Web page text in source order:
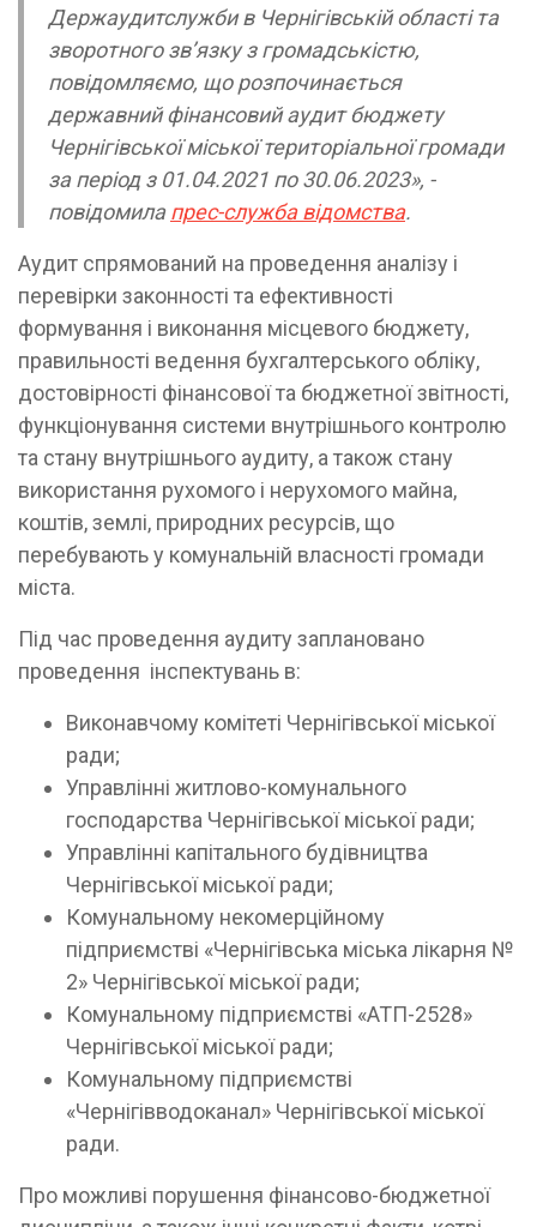
Держаудитслужби в Чернігівській області та
зворотного зв’язку з громадськістю,
повідомляємо, що розпочинається
державний фінансовий аудит бюджету
Чернігівської міської територіальної громади
за період з 01.04.2021 по 30.06.2023», -
повідомилапрес-служба відомства.
Аудит спрямований на проведення аналізу і
перевірки законності та ефективності
формування і виконання місцевого бюджету,
правильності ведення бухгалтерського обліку,
достовірності фінансової та бюджетної звітності,
функціонування системи внутрішнього контролю
та стану внутрішнього аудиту, а також стану
використання рухомого і нерухомого майна,
коштів, землі, природних ресурсів, що
перебувають у комунальній власності громади
міста.
Під час проведення аудиту заплановано
проведення інспектувань в:
Виконавчому комітеті Чернігівської міської
ради;
Управлінні житлово-комунального
господарства Чернігівської міської ради;
Управлінні капітального будівництва
Чернігівської міської ради;
Комунальному некомерційному
підприємстві «Чернігівська міська лікарня №
2» Чернігівської міської ради;
Комунальному підприємстві «АТП-2528»
Чернігівської міської ради;
Комунальному підприємстві
«Чернігівводоканал» Чернігівської міської
ради.
Про можливі порушення фінансово-бюджетної